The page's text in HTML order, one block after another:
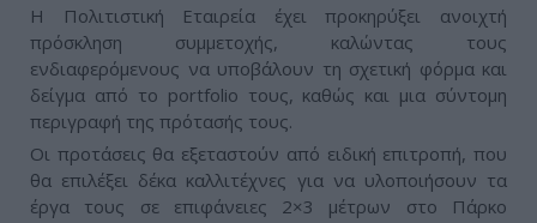
Η Πολιτιστική Εταιρεία έχει προκηρύξει ανοιχτή
πρόσκληση συμμετοχής, καλώντας τους
ενδιαφερόμενους να υποβάλουν τη σχετική φόρμα και
δείγμα από το portfolio τους, καθώς και μια σύντομη
περιγραφή της πρότασής τους.
Οι προτάσεις θα εξεταστούν από ειδική επιτροπή, που
θα επιλέξει δέκα καλλιτέχνες για να υλοποιήσουν τα
έργα τους σε επιφάνειες 2×3 μέτρων στο Πάρκο